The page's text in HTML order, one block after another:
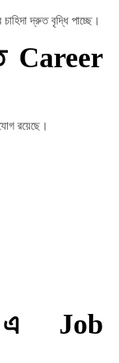
দ্রুত বৃদ্ধি পাচ্ছে।
Career
রয়েছে।
Job